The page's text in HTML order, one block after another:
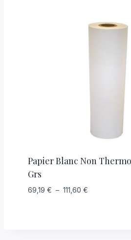
Papier Blanc Non
Grs
69,19 € – 111,60 €Plage